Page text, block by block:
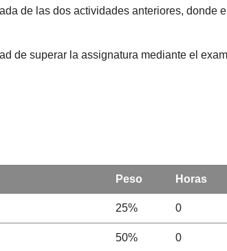
de las dos actividades anteriores, donde
de superar la assignatura mediante el
Peso Horas
25% 0
50% 0